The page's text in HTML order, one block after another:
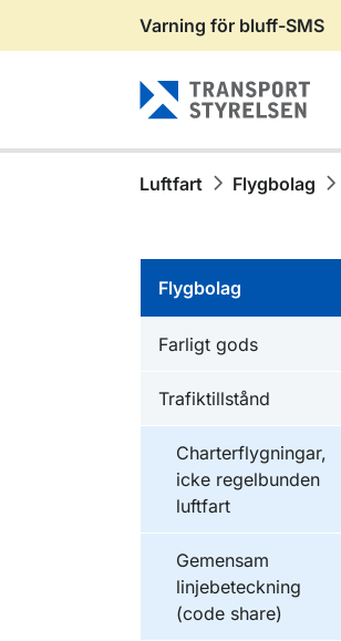
Gå till sidans innehåll
Varning för bluff-SMS
Luftfart Flygbolag
Flygbolag
Farligt gods
Trafiktillstånd
Charterflygningar,
icke regelbunden
luftfart
Gemensam
linjebeteckning
(code share)